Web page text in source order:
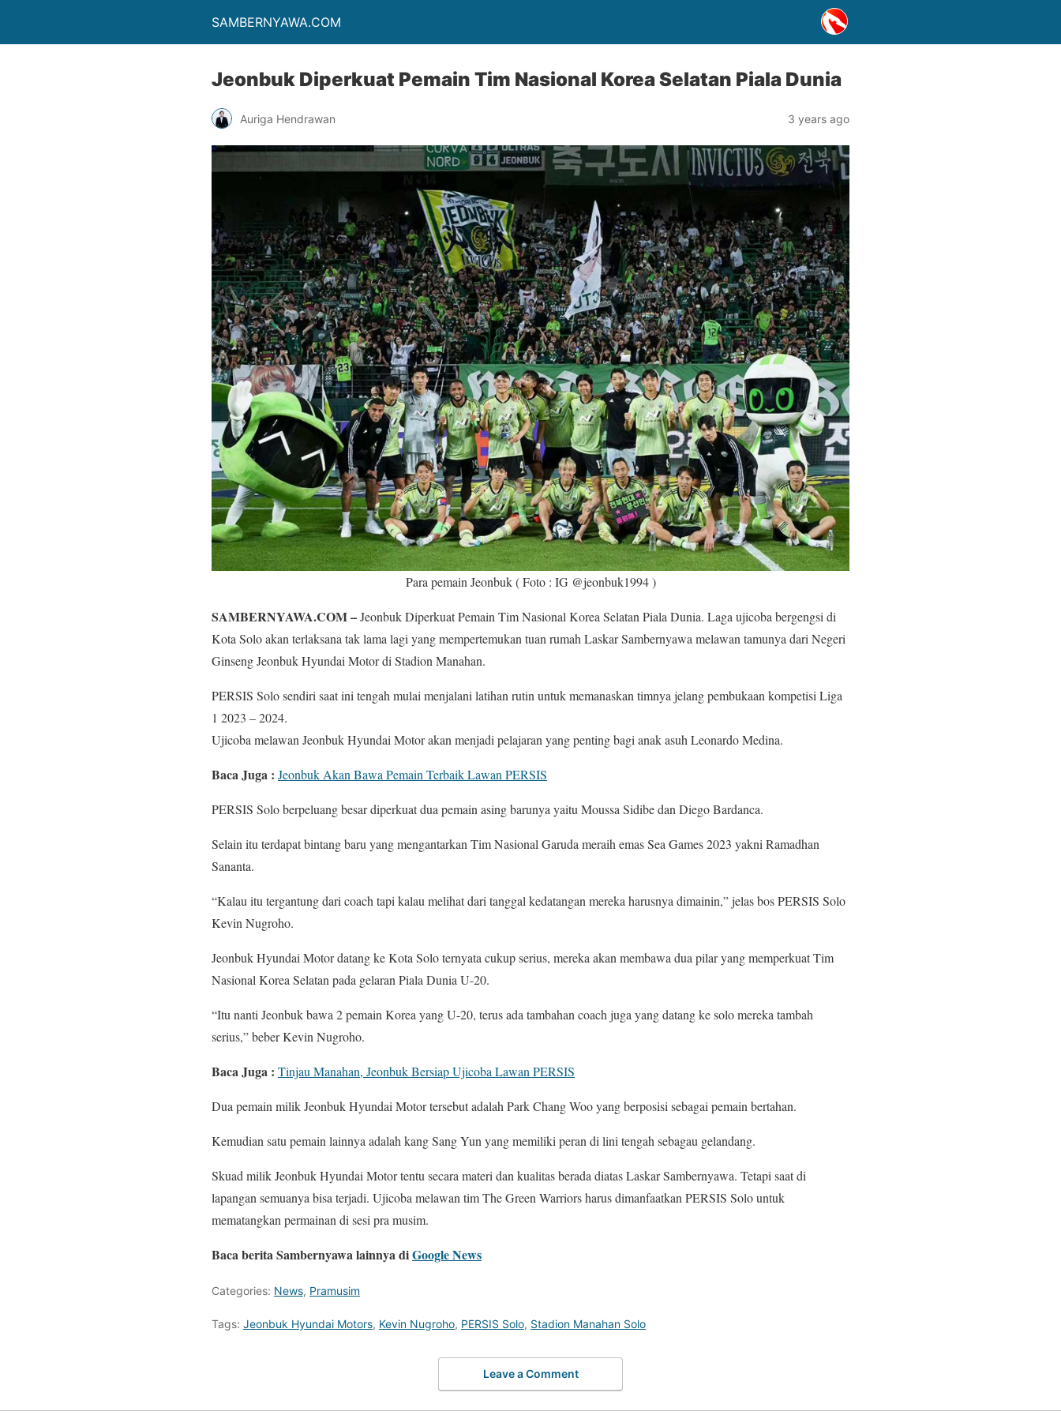
SAMBERNYAWA.COM
Jeonbuk Diperkuat Pemain Tim Nasional Korea Selatan Piala Dunia
Auriga Hendrawan 3 years ago
Para pemain Jeonbuk ( Foto : IG @jeonbuk1994 )
SAMBERNYAWA.COM –Jeonbuk Diperkuat Pemain Tim Nasional Korea Selatan Piala Dunia. Laga ujicoba bergengsi di
Kota Solo akan terlaksana tak lama lagi yang mempertemukan tuan rumah Laskar Sambernyawa melawan tamunya dari Negeri
Ginseng Jeonbuk Hyundai Motor di Stadion Manahan.
PERSIS Solo sendiri saat ini tengah mulai menjalani latihan rutin untuk memanaskan timnya jelang pembukaan kompetisi Liga
1 2023 – 2024.
Ujicoba melawan Jeonbuk Hyundai Motor akan menjadi pelajaran yang penting bagi anak asuh Leonardo Medina.
Baca Juga : Jeonbuk Akan Bawa Pemain Terbaik Lawan PERSIS
PERSIS Solo berpeluang besar diperkuat dua pemain asing barunya yaitu Moussa Sidibe dan Diego Bardanca.
Selain itu terdapat bintang baru yang mengantarkan Tim Nasional Garuda meraih emas Sea Games 2023 yakni Ramadhan
Sananta.
“Kalau itu tergantung dari coach tapi kalau melihat dari tanggal kedatangan mereka harusnya dimainin,” jelas bos PERSIS Solo
Kevin Nugroho.
Jeonbuk Hyundai Motor datang ke Kota Solo ternyata cukup serius, mereka akan membawa dua pilar yang memperkuat Tim
Nasional Korea Selatan pada gelaran Piala Dunia U-20.
“Itu nanti Jeonbuk bawa 2 pemain Korea yang U-20, terus ada tambahan coach juga yang datang ke solo mereka tambah
serius,” beber Kevin Nugroho.
Baca Juga : Tinjau Manahan, Jeonbuk Bersiap Ujicoba Lawan PERSIS
Dua pemain milik Jeonbuk Hyundai Motor tersebut adalah Park Chang Woo yang berposisi sebagai pemain bertahan.
Kemudian satu pemain lainnya adalah kang Sang Yun yang memiliki peran di lini tengah sebagau gelandang.
Skuad milik Jeonbuk Hyundai Motor tentu secara materi dan kualitas berada diatas Laskar Sambernyawa. Tetapi saat di
lapangan semuanya bisa terjadi. Ujicoba melawan tim The Green Warriors harus dimanfaatkan PERSIS Solo untuk
mematangkan permainan di sesi pra musim.
Baca berita Sambernyawa lainnya diGoogle News
Categories: News, Pramusim
Tags: Jeonbuk Hyundai Motors, Kevin Nugroho, PERSIS Solo, Stadion Manahan Solo
Leave a Comment